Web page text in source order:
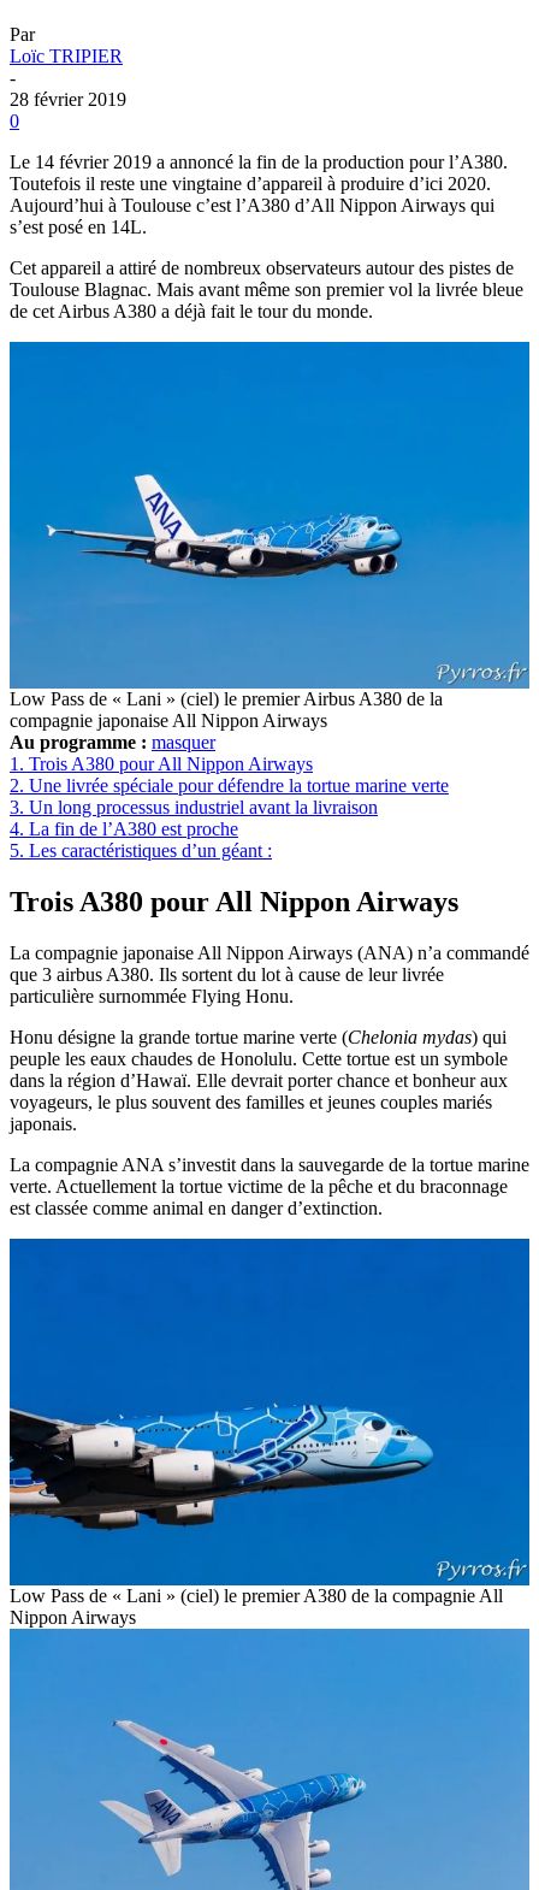
Par
Loïc TRIPIER
-
28 février 2019
0
Le 14 février 2019 a annoncé la fin de la production pour l’A380.
Toutefois il reste une vingtaine d’appareil à produire d’ici 2020.
Aujourd’hui à Toulouse c’est l’A380 d’All Nippon Airways qui
s’est posé en 14L.
Cet appareil a attiré de nombreux observateurs autour des pistes de
Toulouse Blagnac. Mais avant même son premier vol la livrée bleue
de cet Airbus A380 a déjà fait le tour du monde.
Low Pass de « Lani » (ciel) le premier Airbus A380 de la
compagnie japonaise All Nippon Airways
Au programme : masquer
1. Trois A380 pour All Nippon Airways
2. Une livrée spéciale pour défendre la tortue marine verte
3. Un long processus industriel avant la livraison
4. La fin de l’A380 est proche
5. Les caractéristiques d’un géant :
Trois A380 pour All Nippon Airways
La compagnie japonaise All Nippon Airways (ANA) n’a commandé
que 3 airbus A380. Ils sortent du lot à cause de leur livrée
particulière surnommée Flying Honu.
Honu désigne la grande tortue marine verte (Chelonia mydas) qui
peuple les eaux chaudes de Honolulu. Cette tortue est un symbole
dans la région d’Hawaï. Elle devrait porter chance et bonheur aux
voyageurs, le plus souvent des familles et jeunes couples mariés
japonais.
La compagnie ANA s’investit dans la sauvegarde de la tortue marine
verte. Actuellement la tortue victime de la pêche et du braconnage
est classée comme animal en danger d’extinction.
Low Pass de « Lani » (ciel) le premier A380 de la compagnie All
Nippon Airways